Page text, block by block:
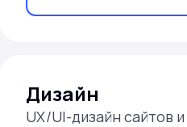
Дизайн
UX/UI-дизайн сайтов